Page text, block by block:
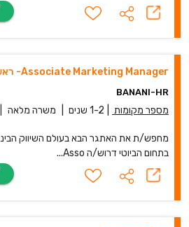
Associate Marketing Manager- ראשון לציון
BANANI-HR
מספר מקומות 1-2 שנים משרה מלאה
מחפש/ת את האתגר הבא בעולם השיווק
בתחום הביוטי דרוש/ה Asso...